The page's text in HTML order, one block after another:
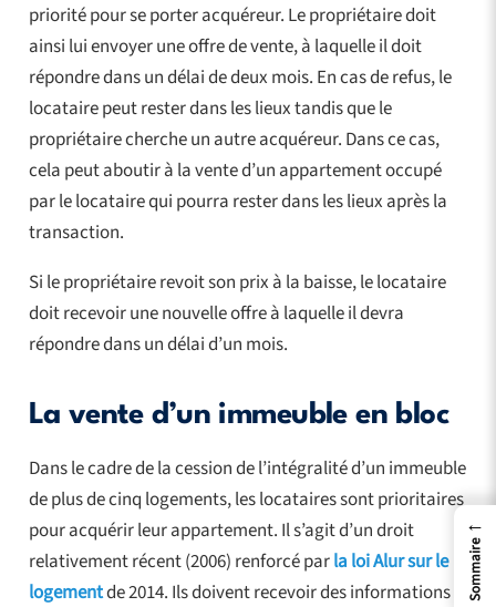
priorité pour se porter acquéreur. Le propriétaire doit
ainsi lui envoyer une offre de vente, à laquelle il doit
répondre dans un délai de deux mois. En cas de refus, le
locataire peut rester dans les lieux tandis que le
propriétaire cherche un autre acquéreur. Dans ce cas,
cela peut aboutir à la vente d’un appartement occupé
par le locataire qui pourra rester dans les lieux après la
transaction.
Si le propriétaire revoit son prix à la baisse, le locataire
doit recevoir une nouvelle offre à laquelle il devra
répondre dans un délai d’un mois.
La vente d’un immeuble en bloc
Dans le cadre de la cession de l’intégralité d’un immeuble
de plus de cinq logements, les locataires sont prioritaires
pour acquérir leur appartement. Il s’agit d’un droit
relativement récent (2006) renforcé parla loi Alur sur le
logementde 2014. Ils doivent recevoir des informations
←
Sommaire